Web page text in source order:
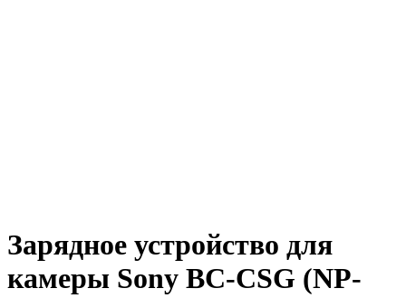
Зарядное устройство для
камеры Sony BC-CSG (NP-